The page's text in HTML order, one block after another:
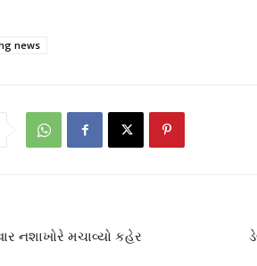
news
નશાખોરે મચાવ્યો કહેર